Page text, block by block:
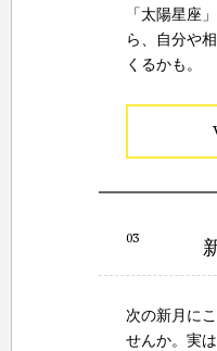
「太陽星座
ら、自分や
くるかも。
次の新月に
せんか。実